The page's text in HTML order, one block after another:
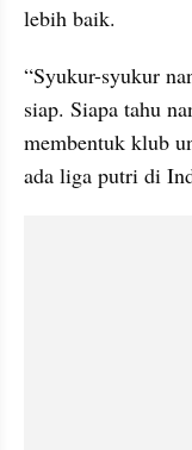
lebih baik.
“Syukur-syukur
siap. Siapa tahu
membentuk klub
ada liga putri di